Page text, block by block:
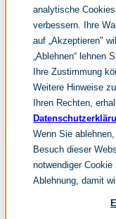
analytische
verbessern. Ihre
auf „Akzeptieren"
„Ablehnen“ lehnen
Ihre Zustimmung
Weitere Hinweise
Ihren Rechten,
Wenn Sie
Besuch dieser
notwendiger
Ablehnung, damit
DE
EN
Navigation überspringen
Home
Archiv
Redaktion
Suchen
hier tippen und enter
Navigation überspringen
Home
Leistungen
it &